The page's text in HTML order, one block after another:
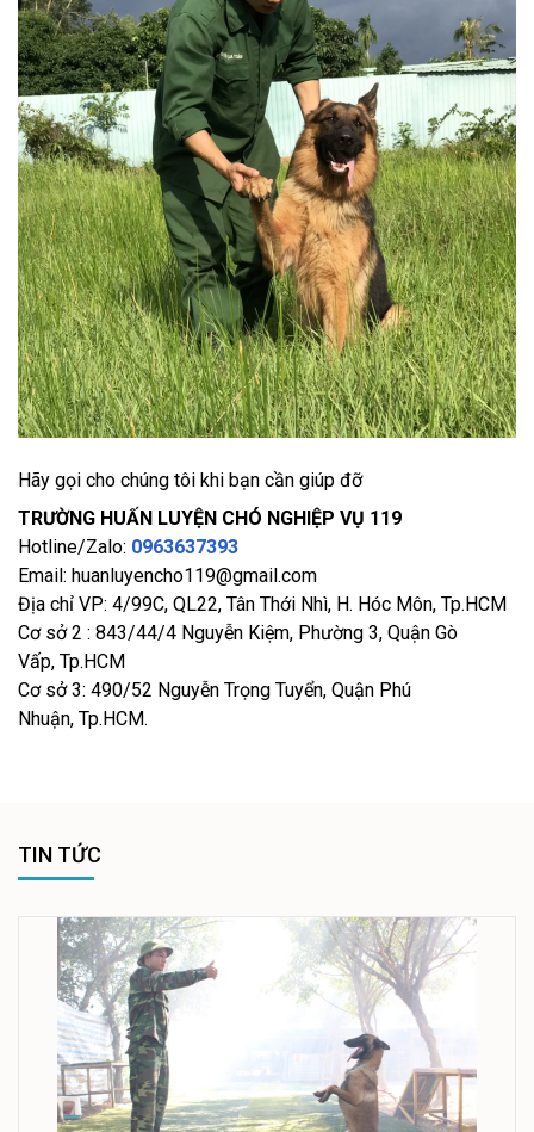
Hãy gọi cho chúng tôi khi bạn cần giúp đỡ
TRƯỜNG HUẤN LUYỆN CHÓ NGHIỆP VỤ 119
Hotline/Zalo: 0963637393​
Email: huanluyencho119@gmail.com
Địa chỉ VP: 4/99C, QL22, Tân Thới Nhì, H. Hóc Môn, Tp.HCM
Cơ sở 2 : 843/44/4 Nguyễn Kiệm, Phường 3, Quận Gò
Vấp, Tp.HCM
Cơ sở 3: 490/52 Nguyễn Trọng Tuyển, Quận Phú
Nhuận, Tp.HCM.
TIN TỨC